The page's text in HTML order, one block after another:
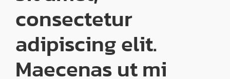
consectetur
adipiscing elit.
Maecenas ut mi